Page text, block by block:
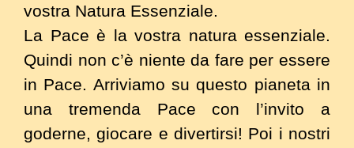
vostra Natura Essenziale.
La Pace è la vostra natura essenziale.
Quindi non c’è niente da fare per essere
in Pace. Arriviamo su questo pianeta in
una tremenda Pace con l’invito a
goderne, giocare e divertirsi! Poi i nostri